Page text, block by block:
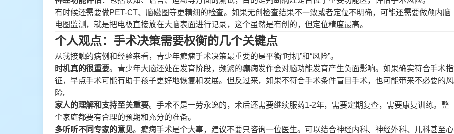
有时候还需要做PET-CT、脑磁图等更精细的检查。如果无创检查结果不一致或者定位不明确，可能还需要做颅内脑
电图监测，就是把电极直接放在大脑表面进行记录，这个虽然是有创的，但定位精度最高。
个人观点：手术决策需要权衡的几个关键点
从我接触的病例和经验来看，青少年癫痫手术决策最重要的是平衡“时机”和“风险”。
时机真的很重要。青少年大脑还处在发育阶段，频繁的癫痫发作会对脑功能发育产生负面影响。如果确实符合手术指
征，早点手术可能有助于孩子更好地恢复和发展。但反过来，如果不符合手术条件盲目手术，也可能带来不必要的风
险。
家人的理解和支持至关重要。手术不是一劳永逸的，术后还需要继续服药1-2年，需要定期复查，需要康复训练。整
个家庭都要有合理的预期和充分的准备。
多听听不同专家的意见。癫痫手术是个大事，建议不要只咨询一位医生。可以结合神经内科、神经外科、儿科甚至心